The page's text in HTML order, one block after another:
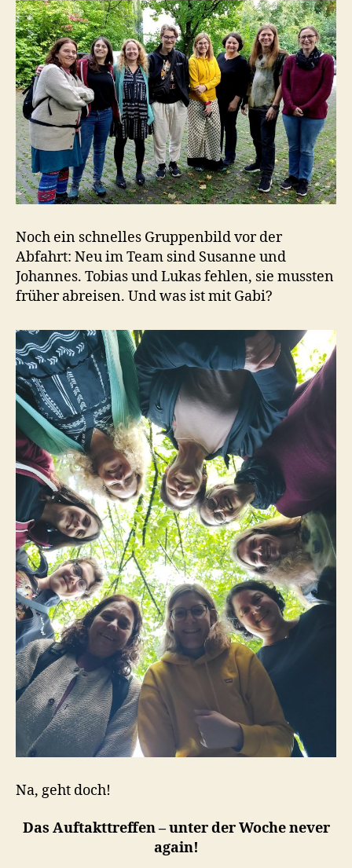
Noch ein schnelles Gruppenbild vor der
Abfahrt: Neu im Team sind Susanne und
Johannes. Tobias und Lukas fehlen, sie mussten
früher abreisen. Und was ist mit Gabi?
Na, geht doch!
Das Auftakttreffen – unter der Woche never
again!